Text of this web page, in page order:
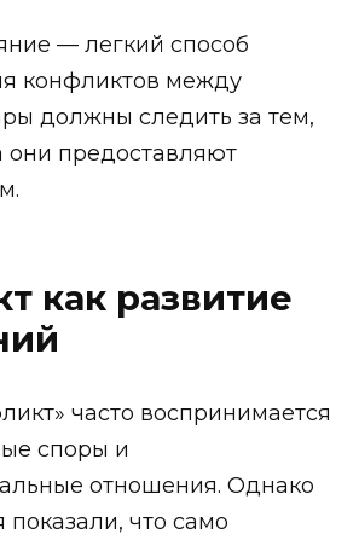
— легкий способ
конфликтов между
должны следить за тем,
они предоставляют
как развитие
часто воспринимается
споры и
отношения. Однако
показали, что само